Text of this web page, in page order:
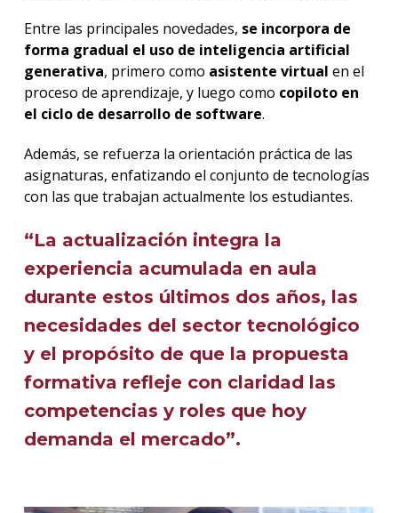
Entre las principales novedades, se incorpora de
forma gradual el uso de inteligencia artificial
generativa, primero como asistente virtual en el
proceso de aprendizaje, y luego como copiloto en
el ciclo de desarrollo de software.
Además, se refuerza la orientación práctica de las
asignaturas, enfatizando el conjunto de tecnologías
con las que trabajan actualmente los estudiantes.
“La actualización integra la
experiencia acumulada en aula
durante estos últimos dos años, las
necesidades del sector tecnológico
y el propósito de que la propuesta
formativa refleje con claridad las
competencias y roles que hoy
demanda el mercado”.